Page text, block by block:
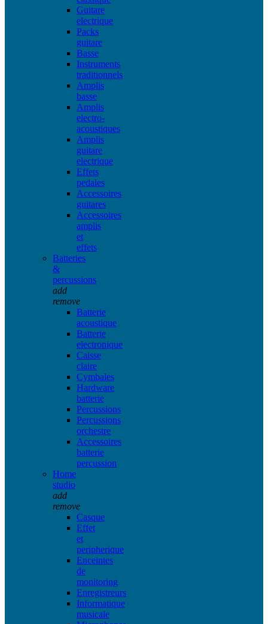
Guitare
electrique
Packs
guitare
Basse
Instruments
traditionnels
Amplis
basse
Amplis
electro-
acoustiques
Amplis
guitare
electrique
Effets
pedales
Accessoires
guitares
Accessoires
amplis
et
effets
Batteries
&
percussions
add
remove
Batterie
acoustique
Batterie
electronique
Caisse
claire
Cymbales
Hardware
batterie
Percussions
Percussions
orchestre
Accessoires
batterie
percussion
Home
studio
add
remove
Casque
Effet
et
peripherique
Enceintes
de
monitoring
Enregistreurs
Informatique
musicale